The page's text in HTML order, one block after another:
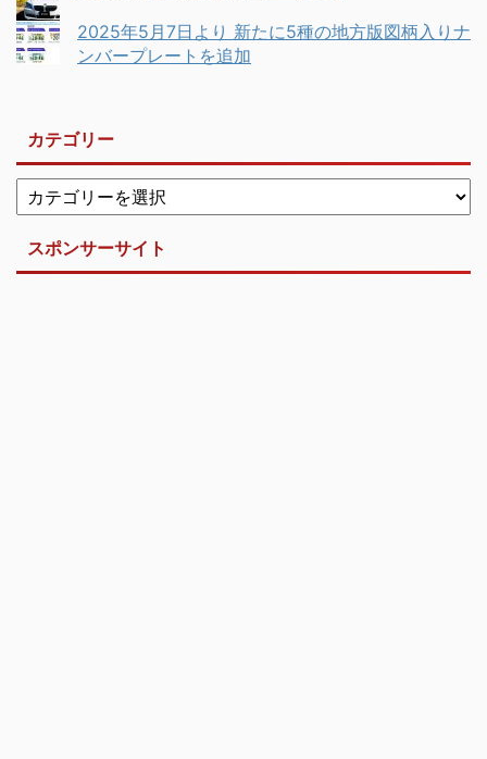
2025年5月7日より 新たに5種の地方版図柄入りナ
ンバープレートを追加
カテゴリー
スポンサーサイト